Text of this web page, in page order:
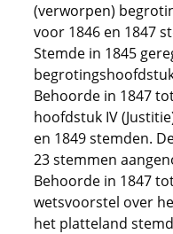
(verworpen)
voor 1846 en 1847
Stemde in 1845
Behoorde in 1847
hoofdstuk IV
en 1849 stemden.
23 stemmen
Behoorde in 1847
wetsvoorstel over
het platteland